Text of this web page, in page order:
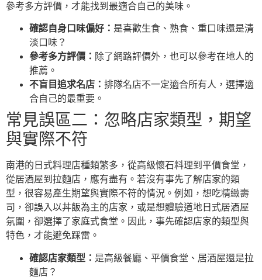
參考多方評價，才能找到最適合自己的美味。
確認自身口味偏好： 是喜歡生食、熟食、重口味還是清
淡口味？
參考多方評價： 除了網路評價外，也可以參考在地人的
推薦。
不盲目追求名店： 排隊名店不一定適合所有人，選擇適
合自己的最重要。
常見誤區二：忽略店家類型，期望
與實際不符
南港的日式料理店種類繁多，從高級懷石料理到平價食堂，
從居酒屋到拉麵店，應有盡有。若沒有事先了解店家的類
型，很容易產生期望與實際不符的情況。例如，想吃精緻壽
司，卻誤入以丼飯為主的店家，或是想體驗道地日式居酒屋
氛圍，卻選擇了家庭式食堂。因此，事先確認店家的類型與
特色，才能避免踩雷。
確認店家類型： 是高級餐廳、平價食堂、居酒屋還是拉
麵店？